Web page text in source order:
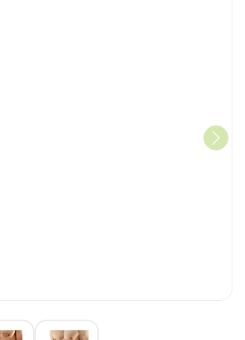
image
View larger imageView larger image